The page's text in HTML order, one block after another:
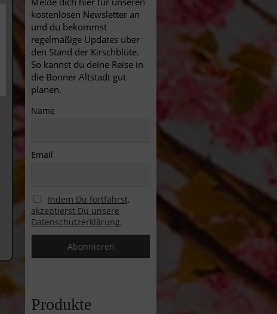
kostenlosen Newsletter an
und du bekommst
regelmäßige Updates über
den Stand der Kirschblüte.
So kannst du deine Reise in
die Bonner Altstadt gut
planen.
Name
Email
Indem Du fortfährst,
akzeptierst Du unsere
Datenschutzerklärung.
Produkte